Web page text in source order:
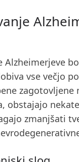
Alzheimerjeve
vse večjo
zagotovljene
obstajajo
zmanjšati